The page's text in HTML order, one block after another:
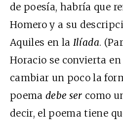
de poesía, habría que
Homero y a su
Aquiles en la Ilíada.
Horacio se convierta en
cambiar un poco la
poemadebe ser como
decir, el poema tiene